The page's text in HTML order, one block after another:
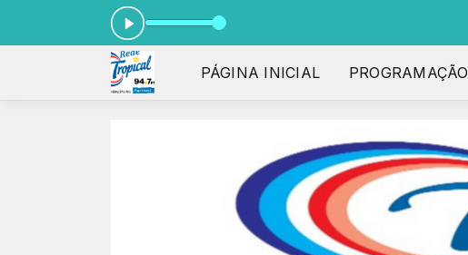
PÁGINA INICIAL PROGRAMAÇÃO